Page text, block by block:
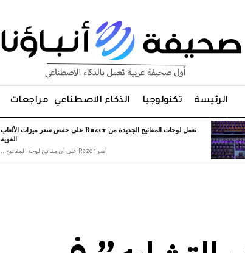
الرئيسة تكنولوجيا الذكاء الاصطناعي مراجعات
تعمل لوحات المفاتيح الجديدة من Razer على خفض سعر ميزات الألعاب
القوية
أصر Razer على أن مفاتيح لوحة المفاتيح...